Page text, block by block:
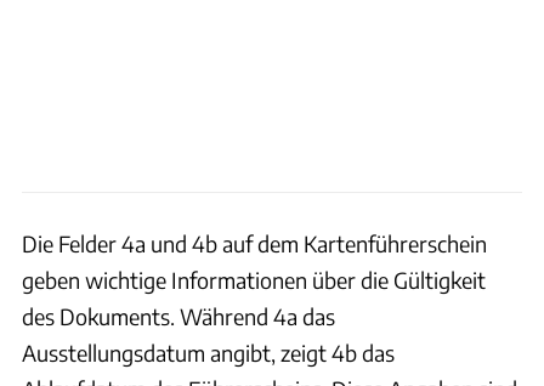
Die Felder 4a und 4b auf dem Kartenführerschein
geben wichtige Informationen über die Gültigkeit
des Dokuments. Während 4a das
Ausstellungsdatum angibt, zeigt 4b das